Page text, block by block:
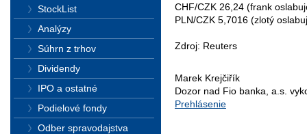
CHF/CZK 26,24 (frank
PLN/CZK 5,7016 (zlotý
Zdroj: Reuters
Marek Krejčiřík
Dozor nad Fio banka, a.s.
Prehlásenie
StockList
Analýzy
Súhrn z trhov
Dividendy
IPO a ostatné
Podielové fondy
Odber spravodajstva